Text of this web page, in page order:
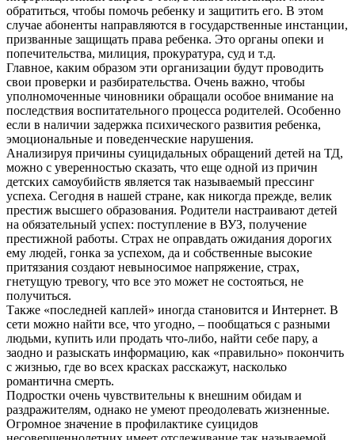
обратиться, чтобы помочь ребенку и защитить его. В этом
случае абоненты направляются в государственные инстанции,
призванные защищать права ребенка. Это органы опеки и
попечительства, милиция, прокуратура, суд и т.д.
Главное, каким образом эти организации будут проводить
свои проверки и разбирательства. Очень важно, чтобы
уполномоченные чиновники обращали особое внимание на
последствия воспитательного процесса родителей. Особенно
если в наличии задержка психического развития ребенка,
эмоциональные и поведенческие нарушения.
Анализируя причины суицидальных обращений детей на ТД,
можно с уверенностью сказать, что еще одной из причин
детских самоубийств является так называемый прессинг
успеха. Сегодня в нашей стране, как никогда прежде, велик
престиж высшего образования. Родители настраивают детей
на обязательный успех: поступление в ВУЗ, получение
престижной работы. Страх не оправдать ожидания дорогих
ему людей, гонка за успехом, да и собственные высокие
притязания создают невыносимое напряжение, страх,
гнетущую тревогу, что все это может не состояться, не
получиться.
Также «последней каплей» иногда становится и Интернет. В
сети можно найти все, что угодно, – пообщаться с разными
людьми, купить или продать что-либо, найти себе пару, а
заодно и разыскать информацию, как «правильно» покончить
с жизнью, где во всех красках расскажут, насколько
романтична смерть.
Подростки очень чувствительны к внешним обидам и
раздражителям, однако не умеют преодолевать жизненные.
Огромное значение в профилактике суицидов